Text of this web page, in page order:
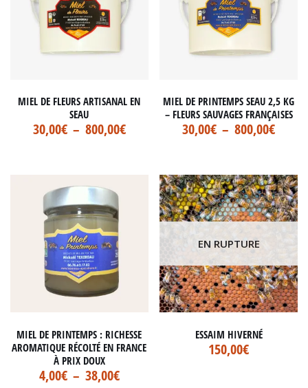
MIEL DE FLEURS ARTISANAL EN
SEAU
30,00€ – 800,00€
MIEL DE PRINTEMPS SEAU 2,5 KG
– FLEURS SAUVAGES FRANÇAISES
30,00€ – 800,00€
MIEL DE PRINTEMPS : RICHESSE
AROMATIQUE RÉCOLTÉ EN FRANCE
À PRIX DOUX
4,00€ – 38,00€
EN RUPTURE
ESSAIM HIVERNÉ
150,00€